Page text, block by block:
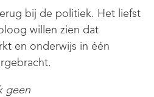
bij de politiek. Het liefst
willen zien dat
en onderwijs in één
geen